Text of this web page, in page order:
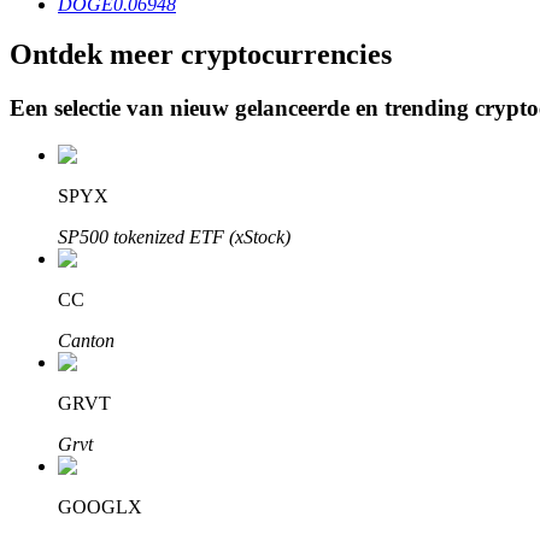
BTR-vergrendelingen
Exclusieve beleggingen voor BTR-houders
Leningen
Door crypto ondersteunde leenservice
Ontdek meer cryptocurrencies
Een selectie van nieuw gelanceerde en trending
SPYX
SP500 tokenized ETF (xStock)
CC
Canton
GRVT
Grvt
GOOGLX